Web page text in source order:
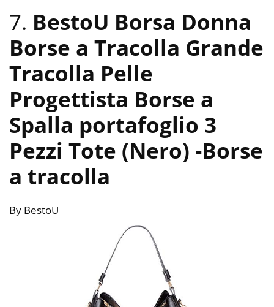
7. BestoU Borsa Donna
Borse a Tracolla Grande
Tracolla Pelle
Progettista Borse a
Spalla portafoglio 3
Pezzi Tote (Nero) -Borse
a tracolla
By BestoU